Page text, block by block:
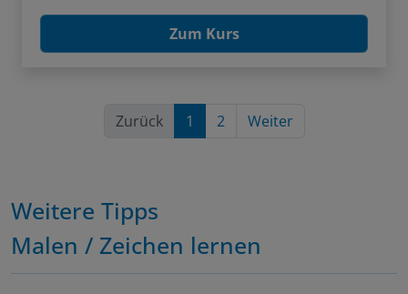
Zum Kurs
Zurück 1 2 Weiter
Weitere Tipps
Malen / Zeichen lernen